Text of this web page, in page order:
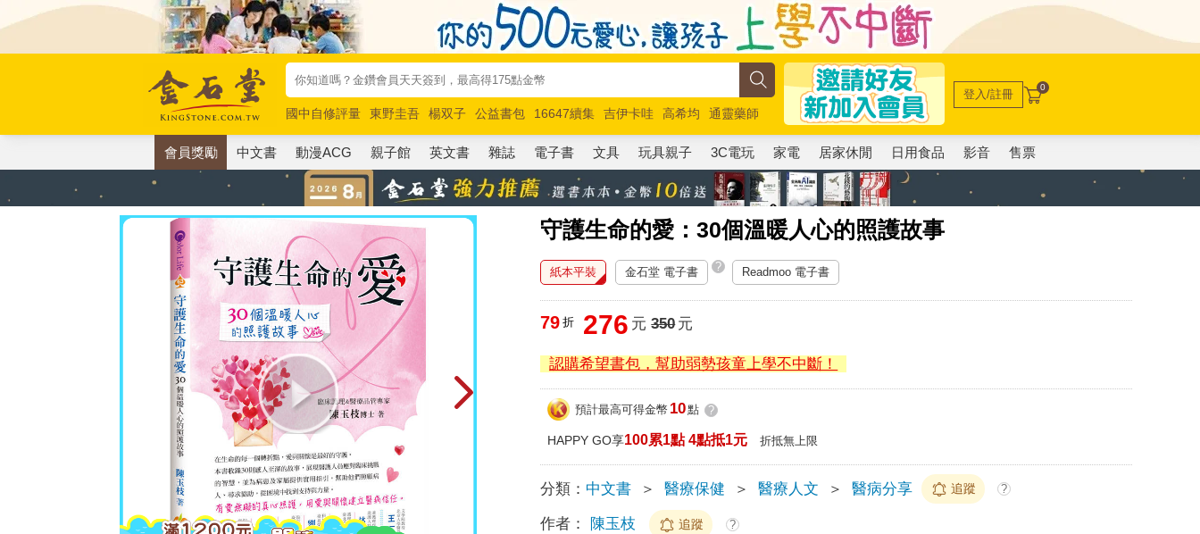
國中自修評量 東野圭吾 楊双子 公益書包 16647續集 吉伊卡哇 高希均
通靈藥師
唯紅花綻放
奧德賽 路邊攤新作 馬斯克 玩具總動員5 超慢跑
登入/註冊 0
會員獎勵 中文書 動漫ACG 親子館 英文書 雜誌 電子書 文具 玩具親子 3C電玩 家電 居家休閒 日用食品 影音 售票
守護生命的愛：30個溫暖人心的照護故事
紙本平裝 金石堂 電子書 ? Readmoo 電子書
79 折 276 元 350元
認購希望書包，幫助弱勢孩童上學不中斷！
預計最高可得金幣 10點 ?
HAPPY GO享100累1點 4點抵1元 折抵無上限
分類： 中文書 ＞ 醫療保健 ＞ 醫療人文 ＞ 醫病分享 追蹤 ?
作者： 陳玉枝 追蹤 ?